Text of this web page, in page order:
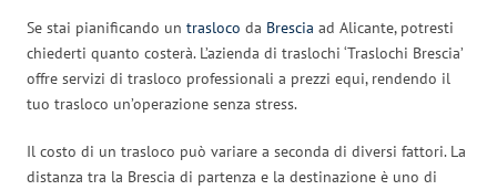
Se stai pianificando un trasloco da Brescia ad Alicante, potresti
chiederti quanto costerà. L’azienda di traslochi ‘Traslochi Brescia’
offre servizi di trasloco professionali a prezzi equi, rendendo il
tuo trasloco un’operazione senza stress.
Il costo di un trasloco può variare a seconda di diversi fattori. La
distanza tra la Brescia di partenza e la destinazione è uno di